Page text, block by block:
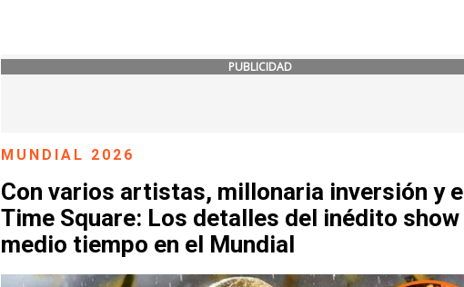
PUBLICIDAD
MUNDIAL 2026
Con varios artistas, millonaria inversión y
Time Square: Los detalles del inédito show
medio tiempo en el Mundial